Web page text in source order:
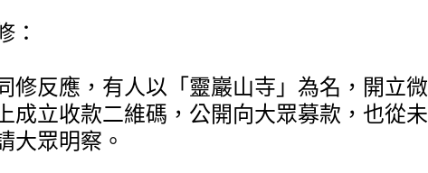
：
反應，有人以「靈巖山寺」為名，開立
成立收款二維碼，公開向大眾募款，也從
大眾明察。